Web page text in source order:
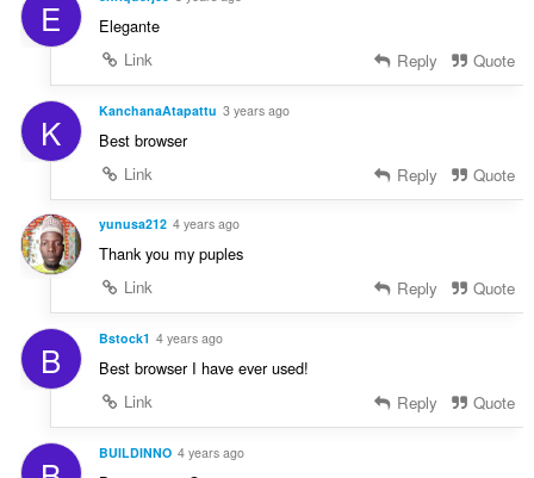
E
Elegante
Link
Reply Quote
K KanchanaAtapattu 3 years ago
Best browser
Link
Reply Quote
yunusa212 4 years ago
Thank you my puples
Link
Reply Quote
B Bstock1 4 years ago
Best browser I have ever used!
Link
Reply Quote
BUILDINNO 4 years ago